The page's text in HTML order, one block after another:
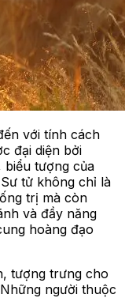
với tính cách
đại diện bởi
biểu tượng của
tử không chỉ là
trị mà còn
và đầy năng
hoàng đạo
tượng trưng cho
người thuộc